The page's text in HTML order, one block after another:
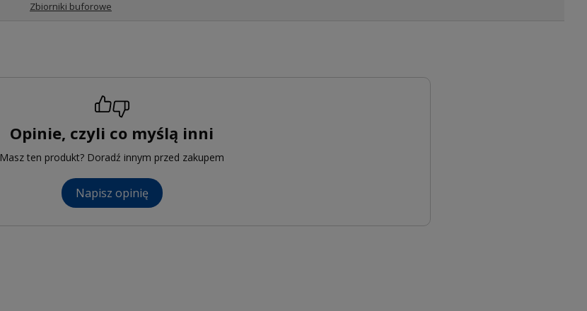
Zbiorniki buforowe
Opinie, czyli co myślą inni
Masz ten produkt? Doradź innym przed zakupem
Napisz opinię